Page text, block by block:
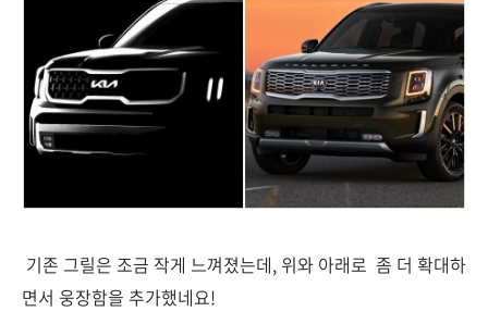
기존 그릴은 조금 작게 느껴졌는데, 위와 아래로 좀 더 확대하
면서 웅장함을 추가했네요!